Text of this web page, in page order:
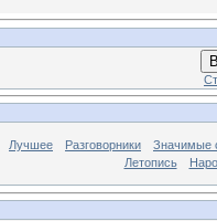
Лучшее Разговорники
Значимые
Летопись